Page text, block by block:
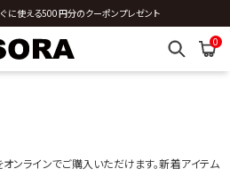
※3,980円以上のご購入時
に使える500円分のクーポンプレゼント
0
ンラインでご購入いただけます。新着アイテム